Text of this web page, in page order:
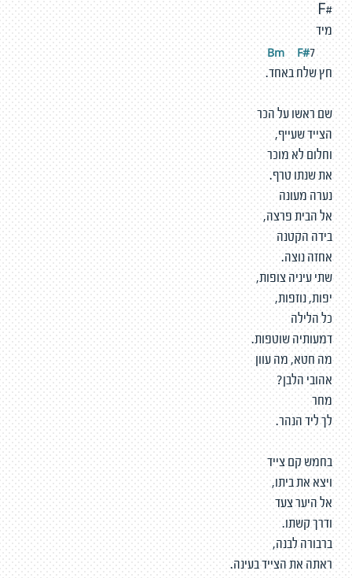
#F
מיד
F#7
חץ שלח באחד.
שם ראשו על הכר
הצייד שעייף,
וחלום לא מוכר
את שנתו טרף.
נערה מעונה
אל הבית פרצה,
בידה הקטנה
אחזה נוצה.
שתי עיניה צופות,
יפות, נוזפות,
כל הלילה
דמעותיה שוטפות.
מה חטא, מה עוון
אהובי הלבן?
מחר
לך ליד הנהר.
בחמש קם צייד
ויצא את ביתו,
אל היער צעד
ודרך קשתו.
ברבורה לבנה,
ראתה את הצייד בעינה.